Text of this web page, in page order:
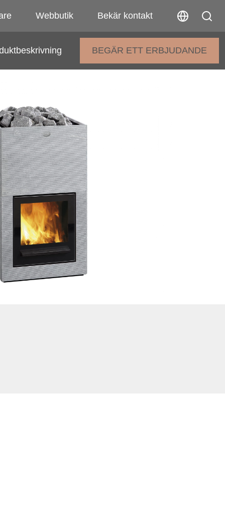
Webbutik Bekär kontakt
BEGÄR ETT ERBJUDANDE